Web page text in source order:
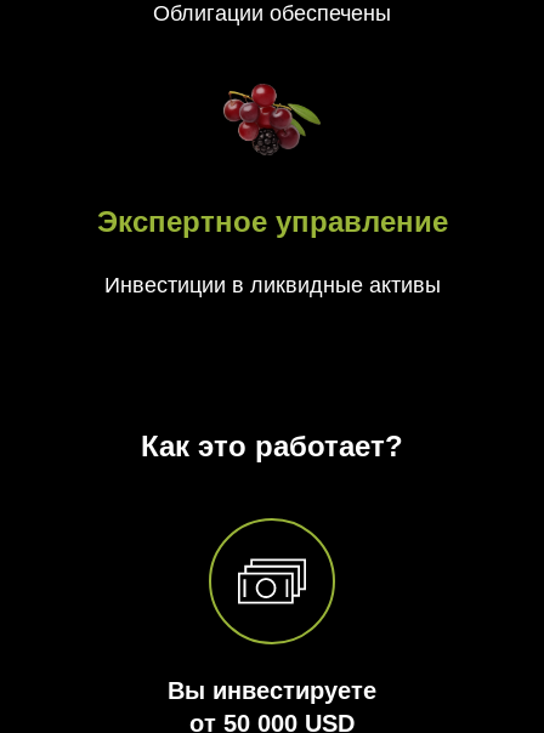
Облигации обеспечены
Экспертное управление
Инвестиции в ликвидные активы
Как это работает?
Вы инвестируете
от 50 000 USD